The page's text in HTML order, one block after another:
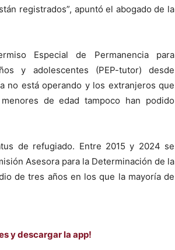
registrados”, apuntó el abogado de la
Especial de Permanencia para
y adolescentes (PEP-tutor) desde
no está operando y los extranjeros que
de edad tampoco han podido
de refugiado. Entre 2015 y 2024 se
Asesora para la Determinación de la
de tres años en los que la mayoría de
y descargar la app!